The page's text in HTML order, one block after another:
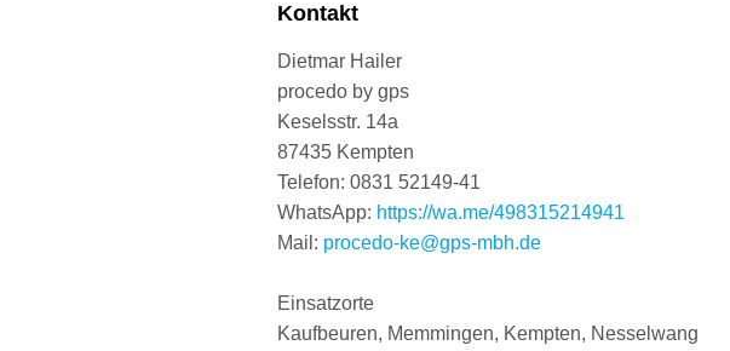
Kontakt
Dietmar Hailer
procedo by gps
Keselsstr. 14a
87435 Kempten
Telefon: 0831 52149-41
WhatsApp: https://wa.me/498315214941
Mail: procedo-ke@gps-mbh.de
Einsatzorte
Kaufbeuren, Memmingen, Kempten, Nesselwang